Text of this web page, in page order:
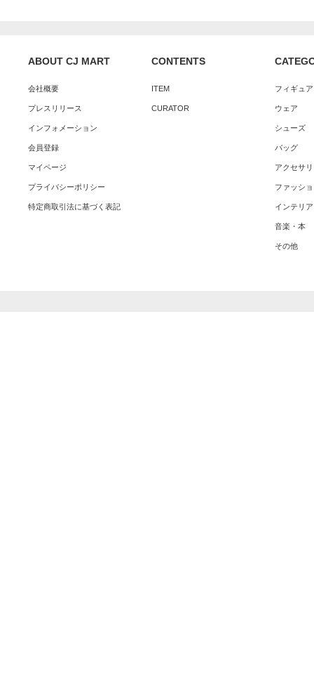
ABOUT CJ MART
会社概要
プレスリリース
インフォメーション
会員登録
マイページ
プライバシーポリシー
特定商取引法に基づく表記
CONTENTS
ITEM
CURATOR
フィギュ
ウェア
シューズ
バッグ
アクセサ
ファッシ
インテリア
音楽・本
その他